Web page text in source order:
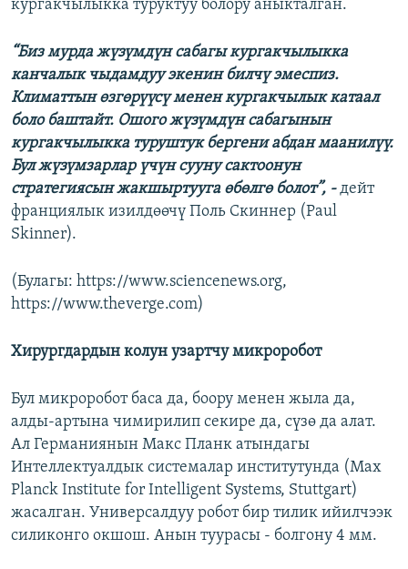
кургакчылыкка туруктуу болору аныкталган.
“Биз мурда жүзүмдүн сабагы кургакчылыкка
канчалык чыдамдуу экенин билчү эмеспиз.
Климаттын өзгөрүүсү менен кургакчылык катаал
боло баштайт. Ошого жүзүмдүн сабагынын
кургакчылыкка туруштук бергени абдан маанилүү.
Бул жүзүмзарлар үчүн сууну сактоонун
стратегиясын жакшыртууга өбөлгө болот”, -дейт
франциялык изилдөөчү Поль Скиннер (Paul
Skinner).
(Булагы: https://www.sciencenews.org,
https://www.theverge.com)
Хирургдардын колун узартчу микроробот
Бул микроробот баса да, боору менен жыла да,
алды-артына чимирилип секире да, сүзө да алат.
Ал Германиянын Макс Планк атындагы
Интеллектуалдык системалар институтунда (Max
Planck Institute for Intelligent Systems, Stuttgart)
жасалган. Универсалдуу робот бир тилик ийилчээк
силиконго окшош. Анын туурасы - болгону 4 мм.